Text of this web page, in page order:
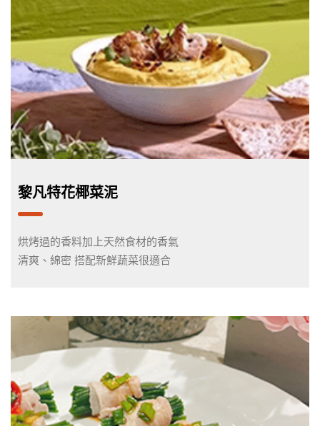
黎凡特花椰菜泥
烘烤過的香料加上天然食材的香氣
清爽、綿密 搭配新鮮蔬菜很適合